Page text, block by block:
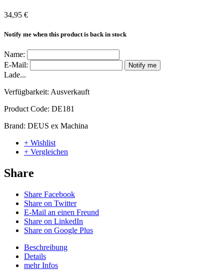
34,95 €
Notify me when this product is back in stock
Name:
E-Mail:
Notify me
Lade...
Verfügbarkeit: Ausverkauft
Product Code: DE181
Brand: DEUS ex Machina
+ Wishlist
+ Vergleichen
Share
Share Facebook
Share on Twitter
E-Mail an einen Freund
Share on LinkedIn
Share on Google Plus
Beschreibung
Details
mehr Infos